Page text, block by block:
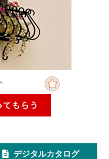
デジタルカタログ